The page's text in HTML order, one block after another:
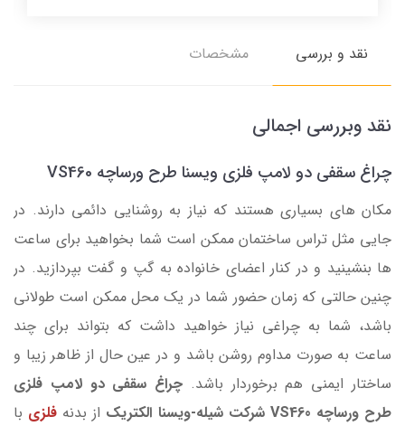
نقد و بررسی مشخصات
نقد وبررسی اجمالی
چراغ سقفی دو لامپ فلزی ویسنا طرح ورساچه VS460
مکان های بسیاری هستند که نیاز به روشنایی دائمی دارند. در
جایی مثل تراس ساختمان ممکن است شما بخواهید برای ساعت
ها بنشینید و در کنار اعضای خانواده به گپ و گفت بپردازید. در
چنین حالتی که زمان حضور شما در یک محل ممکن است طولانی
باشد، شما به چراغی نیاز خواهید داشت که بتواند برای چند
ساعت به صورت مداوم روشن باشد و در عین حال از ظاهر زیبا و
ساختار ایمنی هم برخوردار باشد. چراغ سقفی دو لامپ فلزی
طرح ورساچه VS460 شرکت شیله-ویسنا الکتریک
از بدنه فلزی با